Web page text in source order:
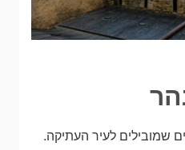
שמובילים לעיר העתיקה.